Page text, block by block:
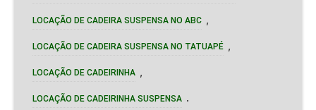
LOCAÇÃO DE CADEIRA SUSPENSA NO ABC
LOCAÇÃO DE CADEIRA SUSPENSA NO TATUAPÉ
LOCAÇÃO DE CADEIRINHA
LOCAÇÃO DE CADEIRINHA SUSPENSA .